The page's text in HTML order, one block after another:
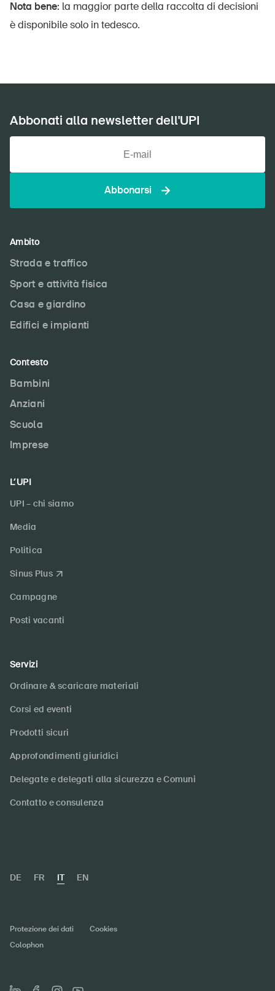
DE FR IT EN
Home
Abbonati alla newsletter
Nota bene: la maggior parte della raccolta di decisioni
è disponibile solo in tedesco.
Abbonati alla newsletter dell'UPI
Abbonarsi
Ambito
Strada e traffico
Sport e attività fisica
Casa e giardino
Edifici e impianti
Contesto
Bambini
Anziani
Scuola
Imprese
L’UPI
UPI – chi siamo
Media
Politica
Sinus Plus
Campagne
Posti vacanti
Servizi
Ordinare & scaricare materiali
Corsi ed eventi
Prodotti sicuri
Approfondimenti giuridici
Delegate e delegati alla sicurezza e Comuni
Contatto e consulenza
DE FR IT EN
Protezione dei dati
Cookies
Colophon